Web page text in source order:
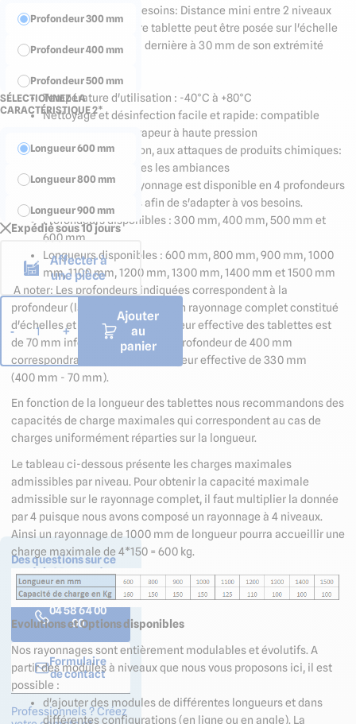
Profondeur 300 mm
Profondeur 400 mm
Profondeur 500 mm
Profondeur 600 mm
SÉLECTIONNEZ LA
CARACTÉRISTIQUE 2*
Longueur 600 mm
Longueur 800 mm
Longueur 900 mm
Longueur 1000 mm
En longueur de 1100
mm
En longueur de
1200 mm
En longueur de
1300 mm
En longueur de
1400 mm
En longueur de
Expédié sous 10 jours
Affecter à
une pièce
- 1 +
Ajouter
au
panier
Des questions sur ce
produit ? Demander un
devis ?
04 58 64 00
00
Formulaire
de contact
Professionnels ? Créez
hauteur selon vos besoins: Distance mini entre 2 niveaux
160 mm (la première tablette peut être posée sur l'échelle
à 300 mm du sol, la dernière à 30 mm de son extrémité
Données techniques
Température d'utilisation : -40°C à +80°C
Nettoyage et désinfection facile et rapide: compatible
avec le nettoyage vapeur à haute pression
Résiste à la corrosion, aux attaques de produits chimiques:
utilisable dans toutes les ambiances
Cette configuration de rayonnage est disponible en 4 profondeurs
et 9 longueurs différentes afin de s'adapter à vos besoins.
Profondeurs disponibles : 300 mm, 400 mm, 500 mm et
600 mm
Longueurs disponibles : 600 mm, 800 mm, 900 mm, 1000
mm, 1100 mm, 1200 mm, 1300 mm, 1400 mm et 1500 mm
A noter: Les profondeurs indiquées correspondent à la
profondeur (largeur) hors tout d'un rayonnage complet constitué
d'échelles et de tablettes. La largeur effective des tablettes est
de 70 mm inférieure, ainsi à une profondeur de 400 mm
correspondra une tablette de largeur effective de 330 mm
(400 mm - 70 mm).
En fonction de la longueur des tablettes nous recommandons des
capacités de charge maximales qui correspondent au cas de
charges uniformément réparties sur la longueur.
Le tableau ci-dessous présente les charges maximales
admissibles par niveau. Pour obtenir la capacité maximale
admissible sur le rayonnage complet, il faut multiplier la donnée
par 4 puisque nous avons composé un rayonnage à 4 niveaux.
Ainsi un rayonnage de 1000 mm de longueur pourra accueillir une
charge maximale de 4*150 = 600 kg.
Evolutions et Options disponibles
Nos rayonnages sont entièrement modulables et évolutifs. A
partir des modules à niveaux que nous vous proposons ici, il est
possible :
d'ajouter des modules de différentes longueurs et dans
différentes configurations (en ligne ou en angle). La